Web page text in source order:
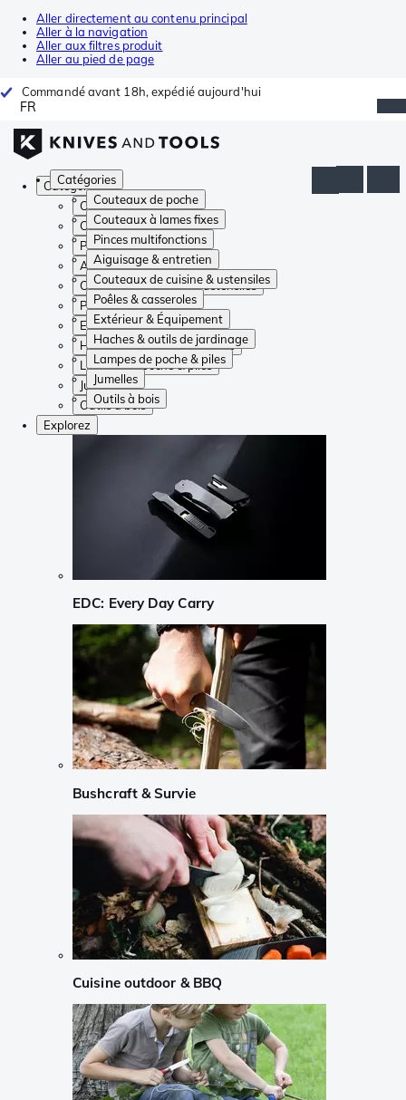
Aller directement au contenu principal
Aller à la navigation
Aller aux filtres produit
Aller au pied de page
Commandé avant 18h, expédié aujourd'hui
FR
Catégories
Couteaux de poche
Couteaux à lames fixes
Pinces multifonctions
Aiguisage & entretien
Couteaux de cuisine & ustensiles
Poêles & casseroles
Extérieur & Équipement
Haches & outils de jardinage
Lampes de poche & piles
Jumelles
Outils à bois
Catégories
Couteaux de poche
Couteaux à lames fixes
Pinces multifonctions
Aiguisage & entretien
Couteaux de cuisine & ustensiles
Poêles & casseroles
Extérieur & Équipement
Haches & outils de jardinage
Lampes de poche & piles
Jumelles
Outils à bois
Explorez
EDC: Every Day Carry
Bushcraft & Survie
Cuisine outdoor & BBQ